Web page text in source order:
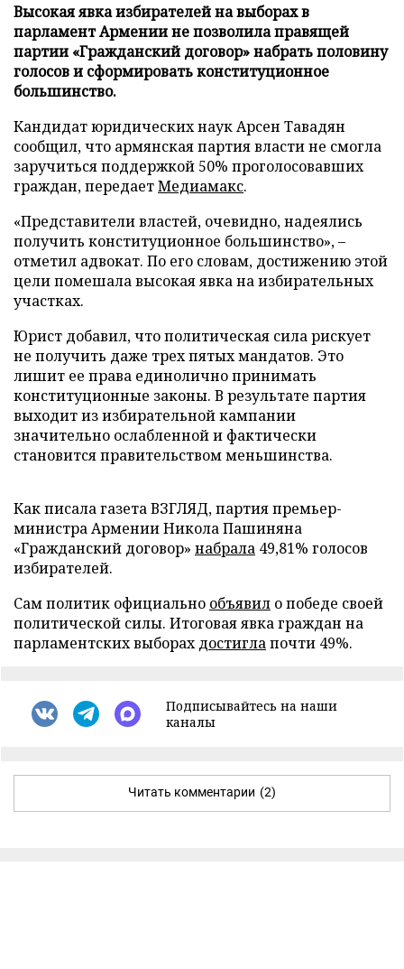
Высокая явка избирателей на выборах в
парламент Армении не позволила правящей
партии «Гражданский договор» набрать половину
голосов и сформировать конституционное
большинство.
Кандидат юридических наук Арсен Тавадян
сообщил, что армянская партия власти не смогла
заручиться поддержкой 50% проголосовавших
граждан, передаетМедиамакс.
«Представители властей, очевидно, надеялись
получить конституционное большинство», –
отметил адвокат. По его словам, достижению этой
цели помешала высокая явка на избирательных
участках.
Юрист добавил, что политическая сила рискует
не получить даже трех пятых мандатов. Это
лишит ее права единолично принимать
конституционные законы. В результате партия
выходит из избирательной кампании
значительно ослабленной и фактически
становится правительством меньшинства.
Как писала газета ВЗГЛЯД, партия премьер-
министра Армении Никола Пашиняна
«Гражданский договор» набрала 49,81% голосов
избирателей.
Сам политик официально объявил о победе своей
политической силы. Итоговая явка граждан на
парламентских выборахдостиглапочти 49%.
Подписывайтесь на наши
каналы
Читать комментарии (2)